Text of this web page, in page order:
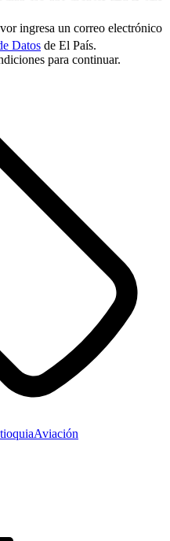
ingresa un correo electrónico
Datos de El País.
para continuar.
Aviación